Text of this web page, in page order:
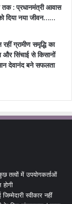
तक : प्रधानमंत्री आवास
दिया नया जीवन……
ग्रामीण समृद्धि का
सिंचाई से किसानों
देवानंद बने सफलता
तत्वों में उपयोगकर्ताओं
स्वीकार नहीं